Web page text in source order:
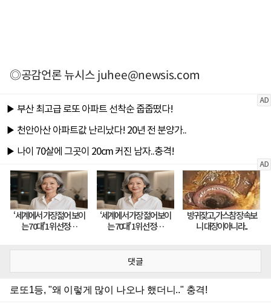
◎공감언론 뉴시스juhee@newsis.com
댓글